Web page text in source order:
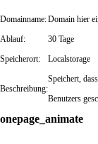
Domainname:Domain hier
Ablauf: 30 Tage
Speicherort: Localstorage
Beschreibung:
Speichert,
Benutzers
onepage_animate